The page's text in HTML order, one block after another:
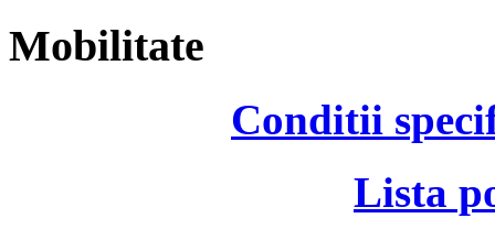
Mobilitate
Conditii
Lista